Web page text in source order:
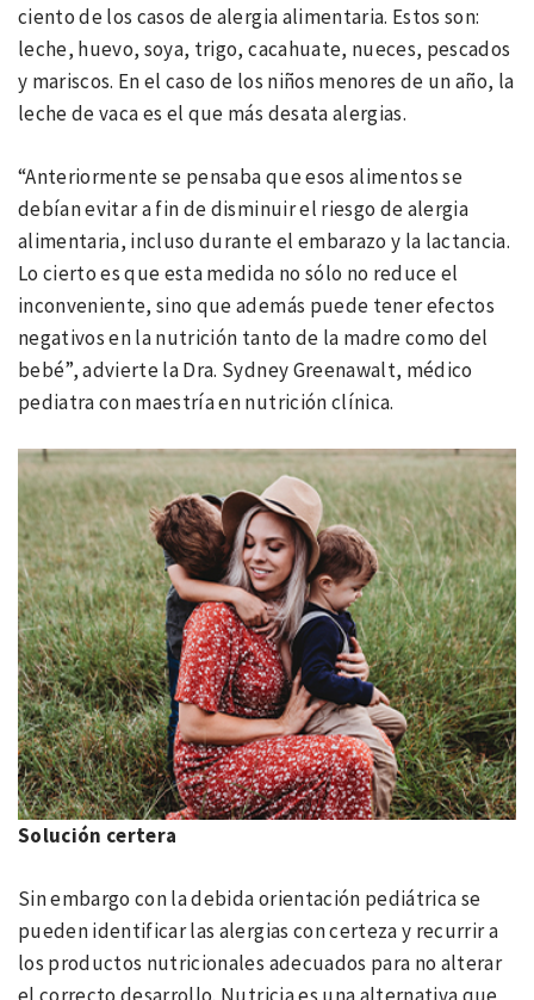
ciento de los casos de alergia alimentaria. Estos son:
leche, huevo, soya, trigo, cacahuate, nueces, pescados
y mariscos. En el caso de los niños menores de un año, la
leche de vaca es el que más desata alergias.
“Anteriormente se pensaba que esos alimentos se
debían evitar a fin de disminuir el riesgo de alergia
alimentaria, incluso durante el embarazo y la lactancia.
Lo cierto es que esta medida no sólo no reduce el
inconveniente, sino que además puede tener efectos
negativos en la nutrición tanto de la madre como del
bebé”, advierte la Dra. Sydney Greenawalt, médico
pediatra con maestría en nutrición clínica.
Solución certera
Sin embargo con la debida orientación pediátrica se
pueden identificar las alergias con certeza y recurrir a
los productos nutricionales adecuados para no alterar